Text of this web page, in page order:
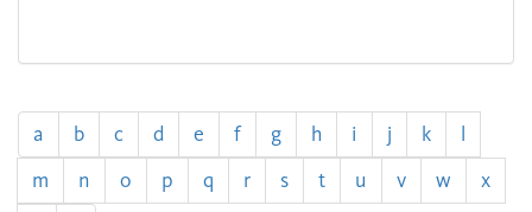
a b c d e f g h i j k
l
m
n o p q r s t u v w
x